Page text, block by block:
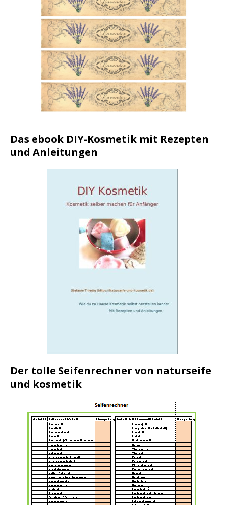
Das ebook DIY-Kosmetik mit Rezepten
und Anleitungen
Der tolle Seifenrechner von naturseife
und kosmetik